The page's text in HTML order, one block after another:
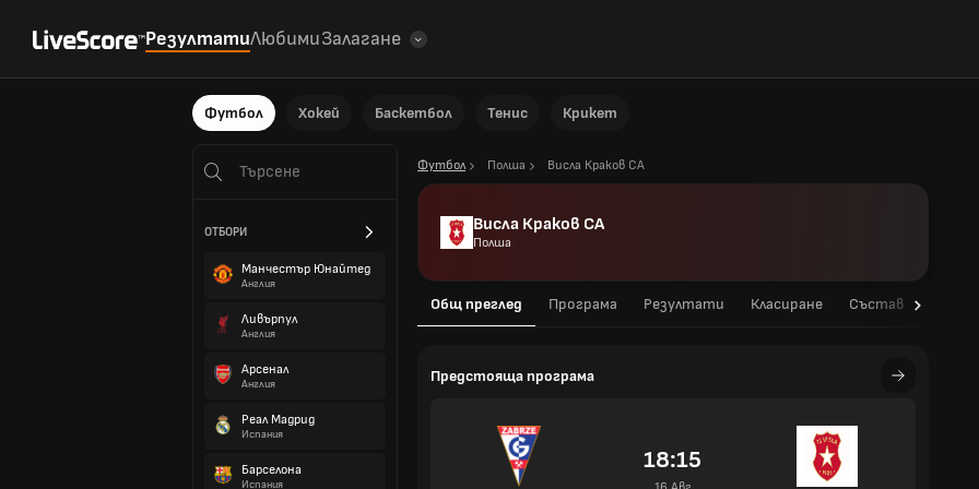
РезултатиЛюбимиЗалагане
Футбол Хокей Баскетбол Тенис Крикет
ОТБОРИ
Манчестър Юнайтед
Англия
Ливърпул
Англия
Арсенал
Англия
Реал Мадрид
Испания
Барселона
Испания
Футбол Полша Висла Краков СА
Висла Краков СА
Полша
Общ преглед Програма Резултати Класиране Състав
Предстояща програма
18:15